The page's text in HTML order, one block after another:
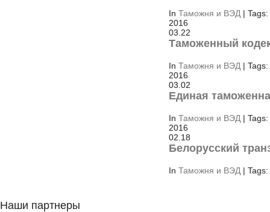
In Таможня и ВЭД | Tags:
2016
03.22
Таможенный
In Таможня и ВЭД | Tags:
2016
03.02
Единая
In Таможня и ВЭД | Tags:
2016
02.18
Белорусский
In Таможня и ВЭД | Tags:
Наши партнеры